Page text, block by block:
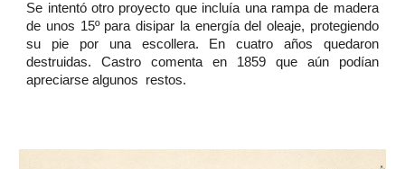
Se intentó otro proyecto que incluía una rampa de madera
de unos 15º para disipar la energía del oleaje, protegiendo
su pie por una escollera. En cuatro años quedaron
destruidas. Castro comenta en 1859 que aún podían
apreciarse algunos restos.